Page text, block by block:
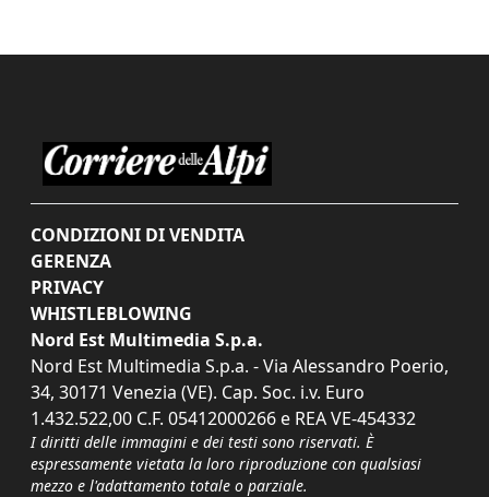
CONDIZIONI DI VENDITA
GERENZA
PRIVACY
WHISTLEBLOWING
Nord Est Multimedia S.p.a.
Nord Est Multimedia S.p.a. - Via Alessandro Poerio,
34, 30171 Venezia (VE). Cap. Soc. i.v. Euro
1.432.522,00 C.F. 05412000266 e REA VE-454332
I diritti delle immagini e dei testi sono riservati. È
espressamente vietata la loro riproduzione con qualsiasi
mezzo e l'adattamento totale o parziale.